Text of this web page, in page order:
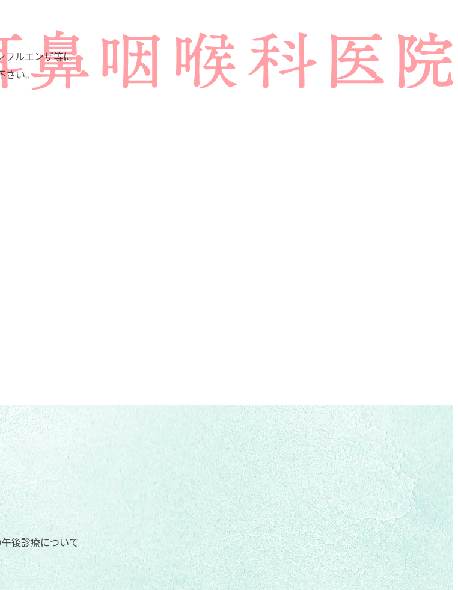
フルエンザ等に
さい。
後診療について